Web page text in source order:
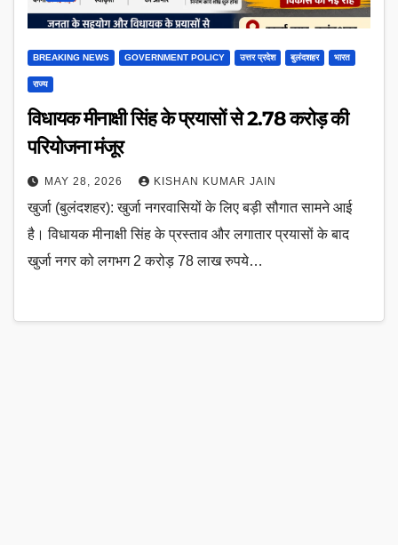
BREAKING NEWS GOVERNMENT POLICY उत्तर प्रदेश बुलंदशहर भारत
राज्य
विधायक मीनाक्षी सिंह के प्रयासों से 2.78 करोड़ की
परियोजना मंजूर
MAY 28, 2026 KISHAN KUMAR JAIN
खुर्जा (बुलंदशहर): खुर्जा नगरवासियों के लिए बड़ी सौगात सामने आई
है। विधायक मीनाक्षी सिंह के प्रस्ताव और लगातार प्रयासों के बाद
खुर्जा नगर को लगभग 2 करोड़ 78 लाख रुपये…